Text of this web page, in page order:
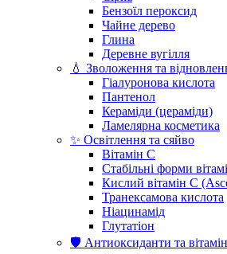
Бензоїл пероксид
Чайне дерево
Глина
Деревне вугілля
💧 Зволоження та
Гіалуронова кислота
Пантенол
Кераміди (цераміди)
Ламелярна косметика
✨ Освітлення та сяйво
Вітамін С
Стабільні форми
Кислий вітамін С
Транексамова кислота
Ніацинамід
Глутатіон
🛡️ Антиоксиданти та